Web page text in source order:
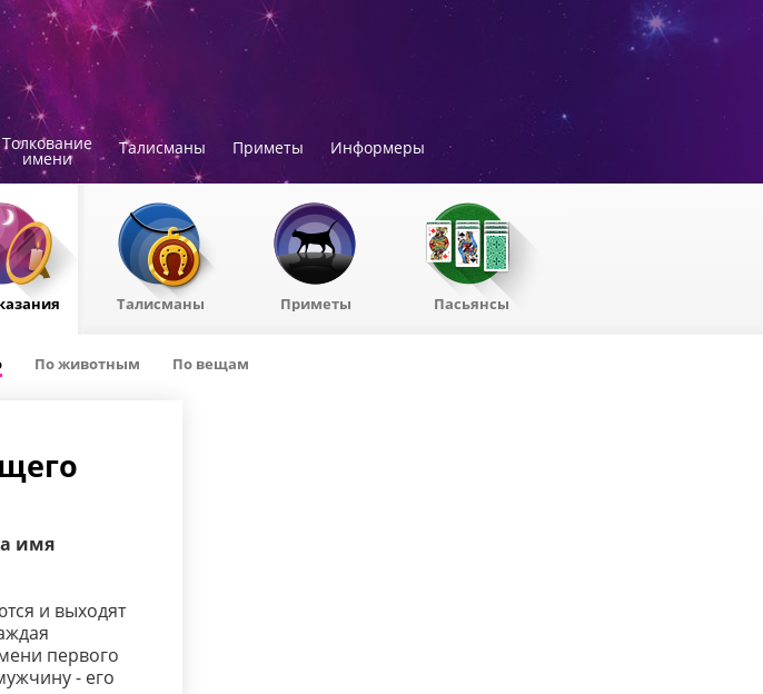
Толкование
имени
Талисманы Приметы Информеры
Талисманы Приметы Пасьянсы
По животным По вещам
имя
и выходят
первого
- его